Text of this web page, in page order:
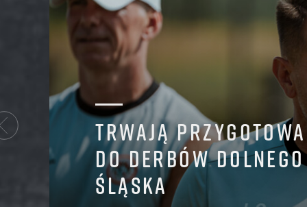
TRWAJĄ
DO DERBÓW DOLNEGO
ŚLĄSKA